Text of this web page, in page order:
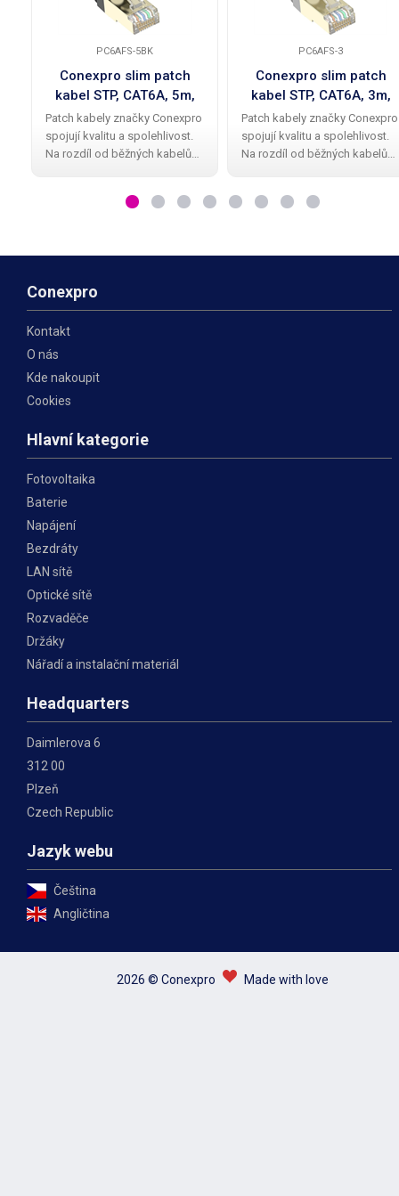
PC6AFS-5BK
Conexpro slim patch
kabel STP, CAT6A, 5m,
černý
Patch kabely značky Conexpro
spojují kvalitu a spolehlivost.
Na rozdíl od běžných kabelů
ochrannou krytku proti
PC6AFS-3
Conexpro slim patch
kabel STP, CAT6A, 3m,
šedý
Patch kabely značky Conexpro
spojují kvalitu a spolehlivost.
Na rozdíl od běžných kabelů
ochrannou krytku proti
Conexpro
Kontakt
O nás
Kde nakoupit
Cookies
Hlavní kategorie
Fotovoltaika
Baterie
Napájení
Bezdráty
LAN sítě
Optické sítě
Rozvaděče
Držáky
Nářadí a instalační materiál
Headquarters
Daimlerova 6
312 00
Plzeň
Czech Republic
Jazyk webu
Čeština
Angličtina
2026 © Conexpro Made with love